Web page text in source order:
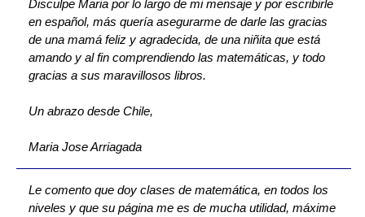
Disculpe Maria por lo largo de mi mensaje y por escribirle
en español, más quería asegurarme de darle las gracias
de una mamá feliz y agradecida, de una niñita que está
amando y al fin comprendiendo las matemáticas, y todo
gracias a sus maravillosos libros.
Un abrazo desde Chile,
Maria Jose Arriagada
Le comento que doy clases de matemática, en todos los
niveles y que su página me es de mucha utilidad, máxime